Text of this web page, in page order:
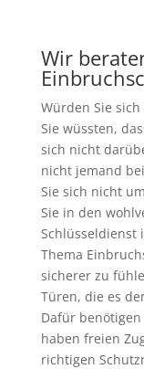
Wir
Würden Sie
Sie wüssten,
sich nicht
nicht jemand
Sie sich nicht
Sie in den
Schlüsseldienst
Thema
sicherer zu
Türen, die es
Dafür
haben freien
richtigen